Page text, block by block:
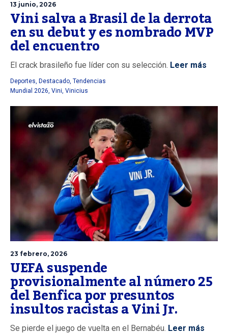
13 junio, 2026
Vini salva a Brasil de la derrota
en su debut y es nombrado MVP
del encuentro
El crack brasileño fue líder con su selección. Leer más
Deportes, Destacado, Tendencias
Mundial 2026, Vini, Vinicius
23 febrero, 2026
UEFA suspende
provisionalmente al número 25
del Benfica por presuntos
insultos racistas a Vini Jr.
Se pierde el juego de vuelta en el Bernabéu. Leer más